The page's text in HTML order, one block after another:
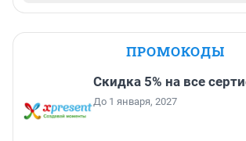
ПРОМОКОДЫ
Скидка 5% на все
До 1 января, 2027